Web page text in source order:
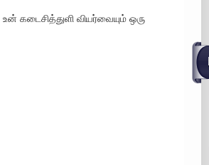
கடைசித்துளி வியர்வையும் ஒரு